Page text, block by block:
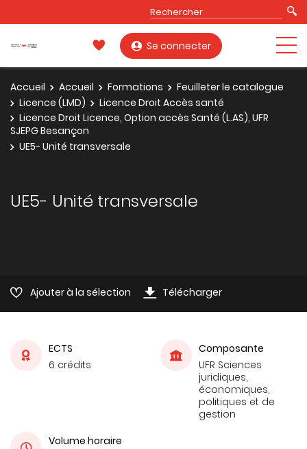
Se connecter
Accueil Accueil Formations
Feuilleter le catalogue
Licence (LMD)
Licence Droit Accès santé
Licence Droit Licence, Option accès Santé (L.AS), UFR
SJEPG Besançon
UE5- Unité transversale
UE5- Unité transversale
Ajouter à la sélection Télécharger
ECTS
6 crédits
Composante
UFR Sciences
juridiques,
économiques,
politiques et de
gestion
Volume horaire